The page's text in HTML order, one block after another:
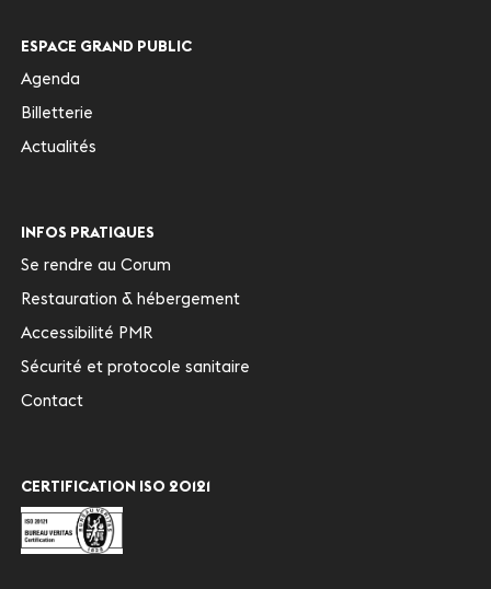
ESPACE GRAND PUBLIC
Agenda
Billetterie
Actualités
INFOS PRATIQUES
Se rendre au Corum
Restauration & hébergement
Accessibilité PMR
Sécurité et protocole sanitaire
Contact
CERTIFICATION ISO 20121